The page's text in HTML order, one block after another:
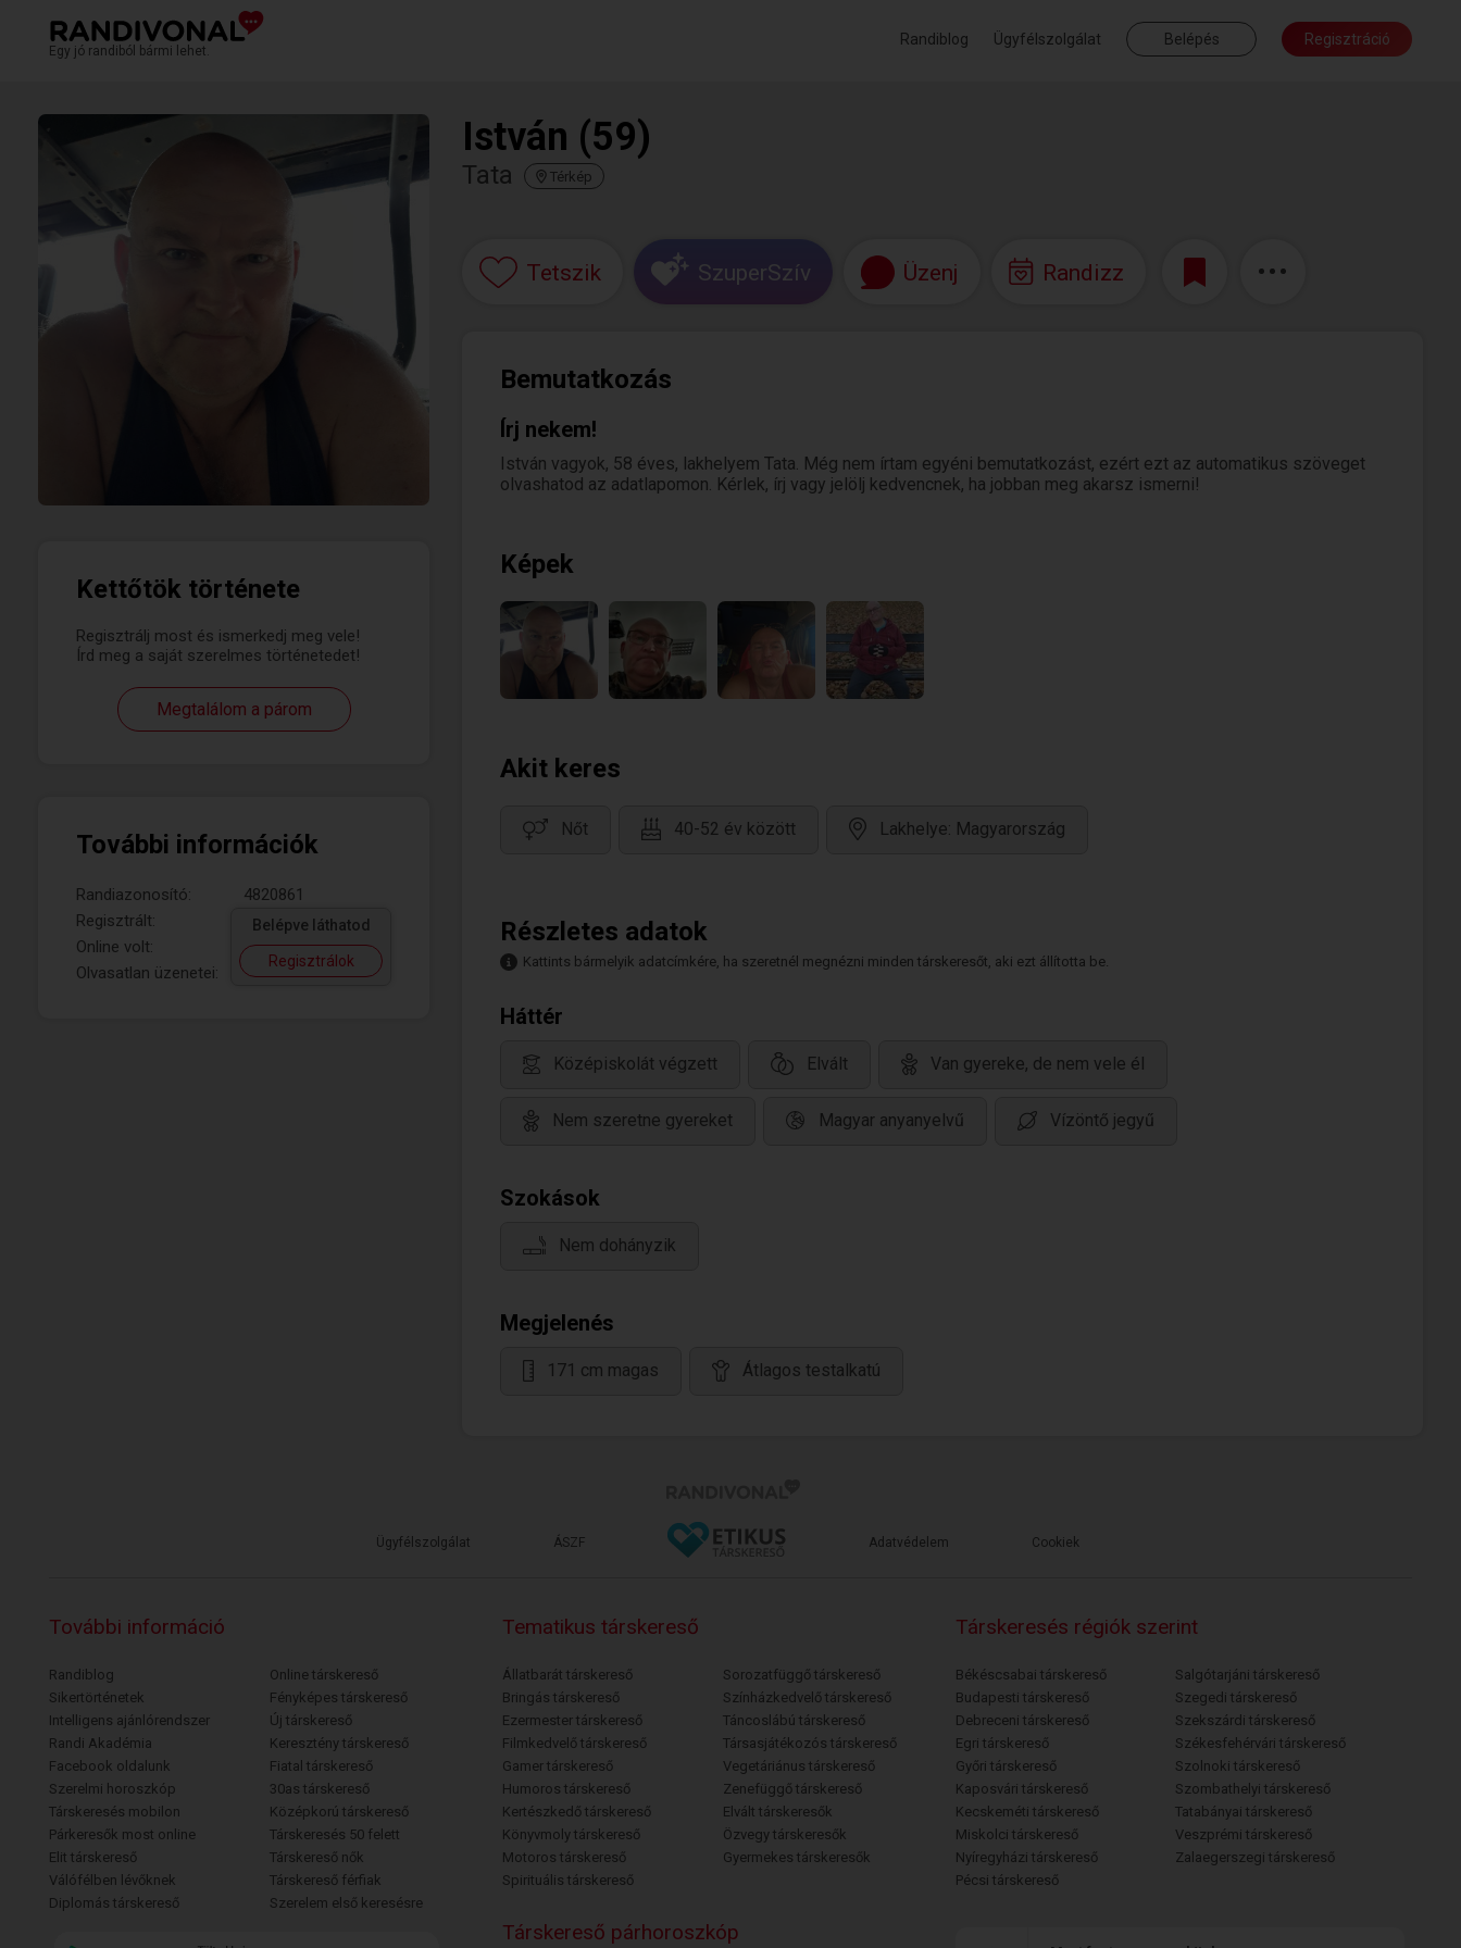
Egy jó randiból bármi lehet.
Randiblog Ügyfélszolgálat Belépés Regisztráció
Kettőtök története
Regisztrálj most és ismerkedj meg vele!
Írd meg a saját szerelmes történetedet!
Megtalálom a párom
További információk
Randiazonosító:
4820861
Regisztrált:
Online volt:
Olvasatlan üzenetei:
Belépve láthatod
Regisztrálok
István (59)
Tata Térkép
Tetszik SzuperSzív Üzenj Randizz
Bemutatkozás
Írj nekem!
István vagyok, 58 éves, lakhelyem Tata. Még nem írtam egyéni bemutatkozást, ezért ezt az automatikus szöveget
olvashatod az adatlapomon. Kérlek, írj vagy jelölj kedvencnek, ha jobban meg akarsz ismerni!
Képek
Akit keres
Nőt 40-52 év között Lakhelye: Magyarország
Részletes adatok
Kattints bármelyik adatcímkére, ha szeretnél megnézni minden társkeresőt, aki ezt állította be.
Háttér
Középiskolát végzett Elvált Van gyereke, de nem vele él
Nem szeretne gyereket Magyar anyanyelvű Vízöntő jegyű
Szokások
Nem dohányzik
Megjelenés
171 cm magas Átlagos testalkatú
Ügyfélszolgálat ÁSZF Adatvédelem Cookiek
További információ
Randiblog
Sikertörténetek
Intelligens ajánlórendszer
Randi Akadémia
Facebook oldalunk
Szerelmi horoszkóp
Társkeresés mobilon
Párkeresők most online
Elit társkereső
Válófélben lévőknek
Diplomás társkereső
Online társkereső
Fényképes társkereső
Új társkereső
Keresztény társkereső
Fiatal társkereső
30as társkereső
Középkorú társkereső
Társkeresés 50 felett
Társkereső nők
Társkereső férfiak
Szerelem első keresésre
Tematikus társkereső
Állatbarát társkereső
Bringás társkereső
Ezermester társkereső
Filmkedvelő társkereső
Gamer társkereső
Humoros társkereső
Kertészkedő társkereső
Könyvmoly társkereső
Motoros társkereső
Spirituális társkereső
Sorozatfüggő társkereső
Színházkedvelő társkereső
Táncoslábú társkereső
Társasjátékozós társkereső
Vegetáriánus társkereső
Zenefüggő társkereső
Elvált társkeresők
Özvegy társkeresők
Gyermekes társkeresők
Társkeresés régiók szerint
Békéscsabai társkereső
Budapesti társkereső
Debreceni társkereső
Egri társkereső
Győri társkereső
Kaposvári társkereső
Kecskeméti társkereső
Miskolci társkereső
Nyíregyházi társkereső
Pécsi társkereső
Salgótarjáni társkereső
Szegedi társkereső
Szekszárdi társkereső
Székesfehérvári társkereső
Szolnoki társkereső
Szombathelyi társkereső
Tatabányai társkereső
Veszprémi társkereső
Zalaegerszegi társkereső
Társkereső párhoroszkóp